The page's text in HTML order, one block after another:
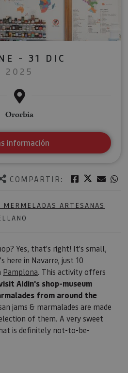
COMPARTIR: Facebook
Twitter
MERMELADAS ARTESANAS
Yes, that's right! It's small,
here in Navarre, just 10
Pamplona. This activity offers
Aidin's shop-museum
from around the
jams & marmalades are made
of them. A very sweet
is definitely not-to-be-
- 31 DIC
2025
Ororbia
información